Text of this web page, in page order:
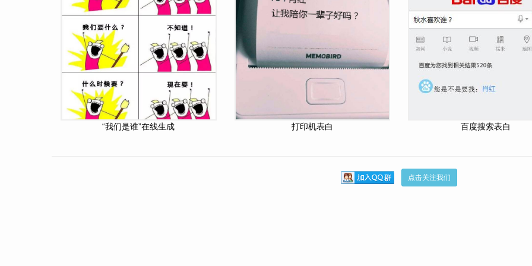
“我们是谁”在线生成 打印机表白 百度搜索表白
点击关注我们